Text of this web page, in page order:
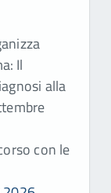
Il
alla
con le